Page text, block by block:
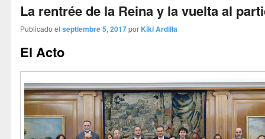
La rentrée de la Reina y la vuelta al
Publicado el septiembre 5, 2017por Kiki Ardilla
El Acto